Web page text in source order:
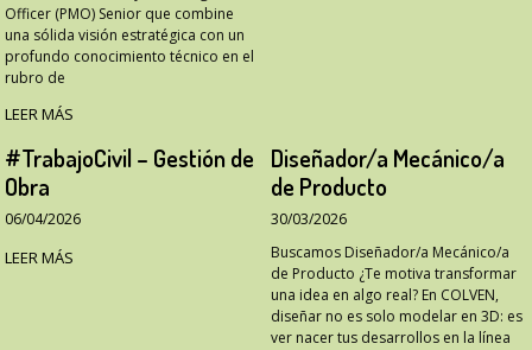
Officer (PMO) Senior que combine
una sólida visión estratégica con un
profundo conocimiento técnico en el
rubro de
LEER MÁS
#TrabajoCivil – Gestión de
Obra
06/04/2026
LEER MÁS
Diseñador/a Mecánico/a
de Producto
30/03/2026
Buscamos Diseñador/a Mecánico/a
de Producto ¿Te motiva transformar
una idea en algo real? En COLVEN,
diseñar no es solo modelar en 3D: es
ver nacer tus desarrollos en la línea